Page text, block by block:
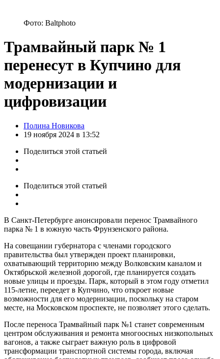
Фото: Baltphoto
Трамвайный парк № 1
перенесут в Купчино для
модернизации и
цифровизации
Posted
by
Полина Новикова
19 ноября 2024 в 13:52
Поделиться этой статьей
Поделиться этой статьей
В Санкт-Петербурге анонсировали перенос Трамвайного
парка № 1 в южную часть Фрунзенского района.
На совещании губернатора с членами городского
правительства был утвержден проект планировки,
охватывающий территорию между Волковским каналом и
Октябрьской железной дорогой, где планируется создать
новые улицы и проезды. Парк, который в этом году отметил
115-летие, переедет в Купчино, что откроет новые
возможности для его модернизации, поскольку на старом
месте, на Московском проспекте, не позволяет этого сделать.
После переноса Трамвайный парк №1 станет современным
центром обслуживания и ремонта многоосных низкопольных
вагонов, а также сыграет важную роль в цифровой
трансформации транспортной системы города, включая